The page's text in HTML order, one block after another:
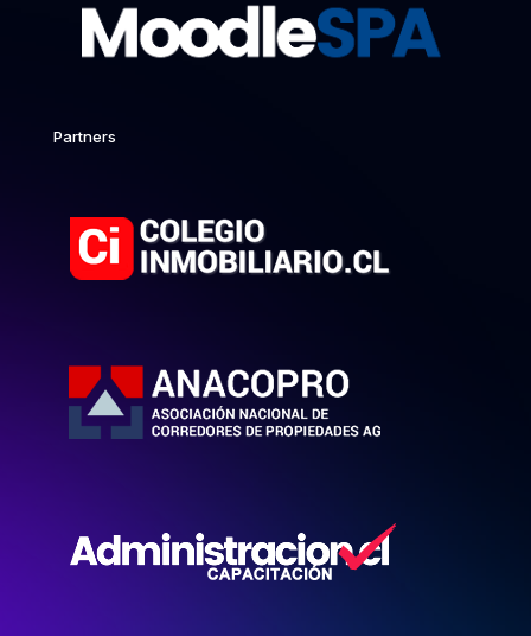
Partners